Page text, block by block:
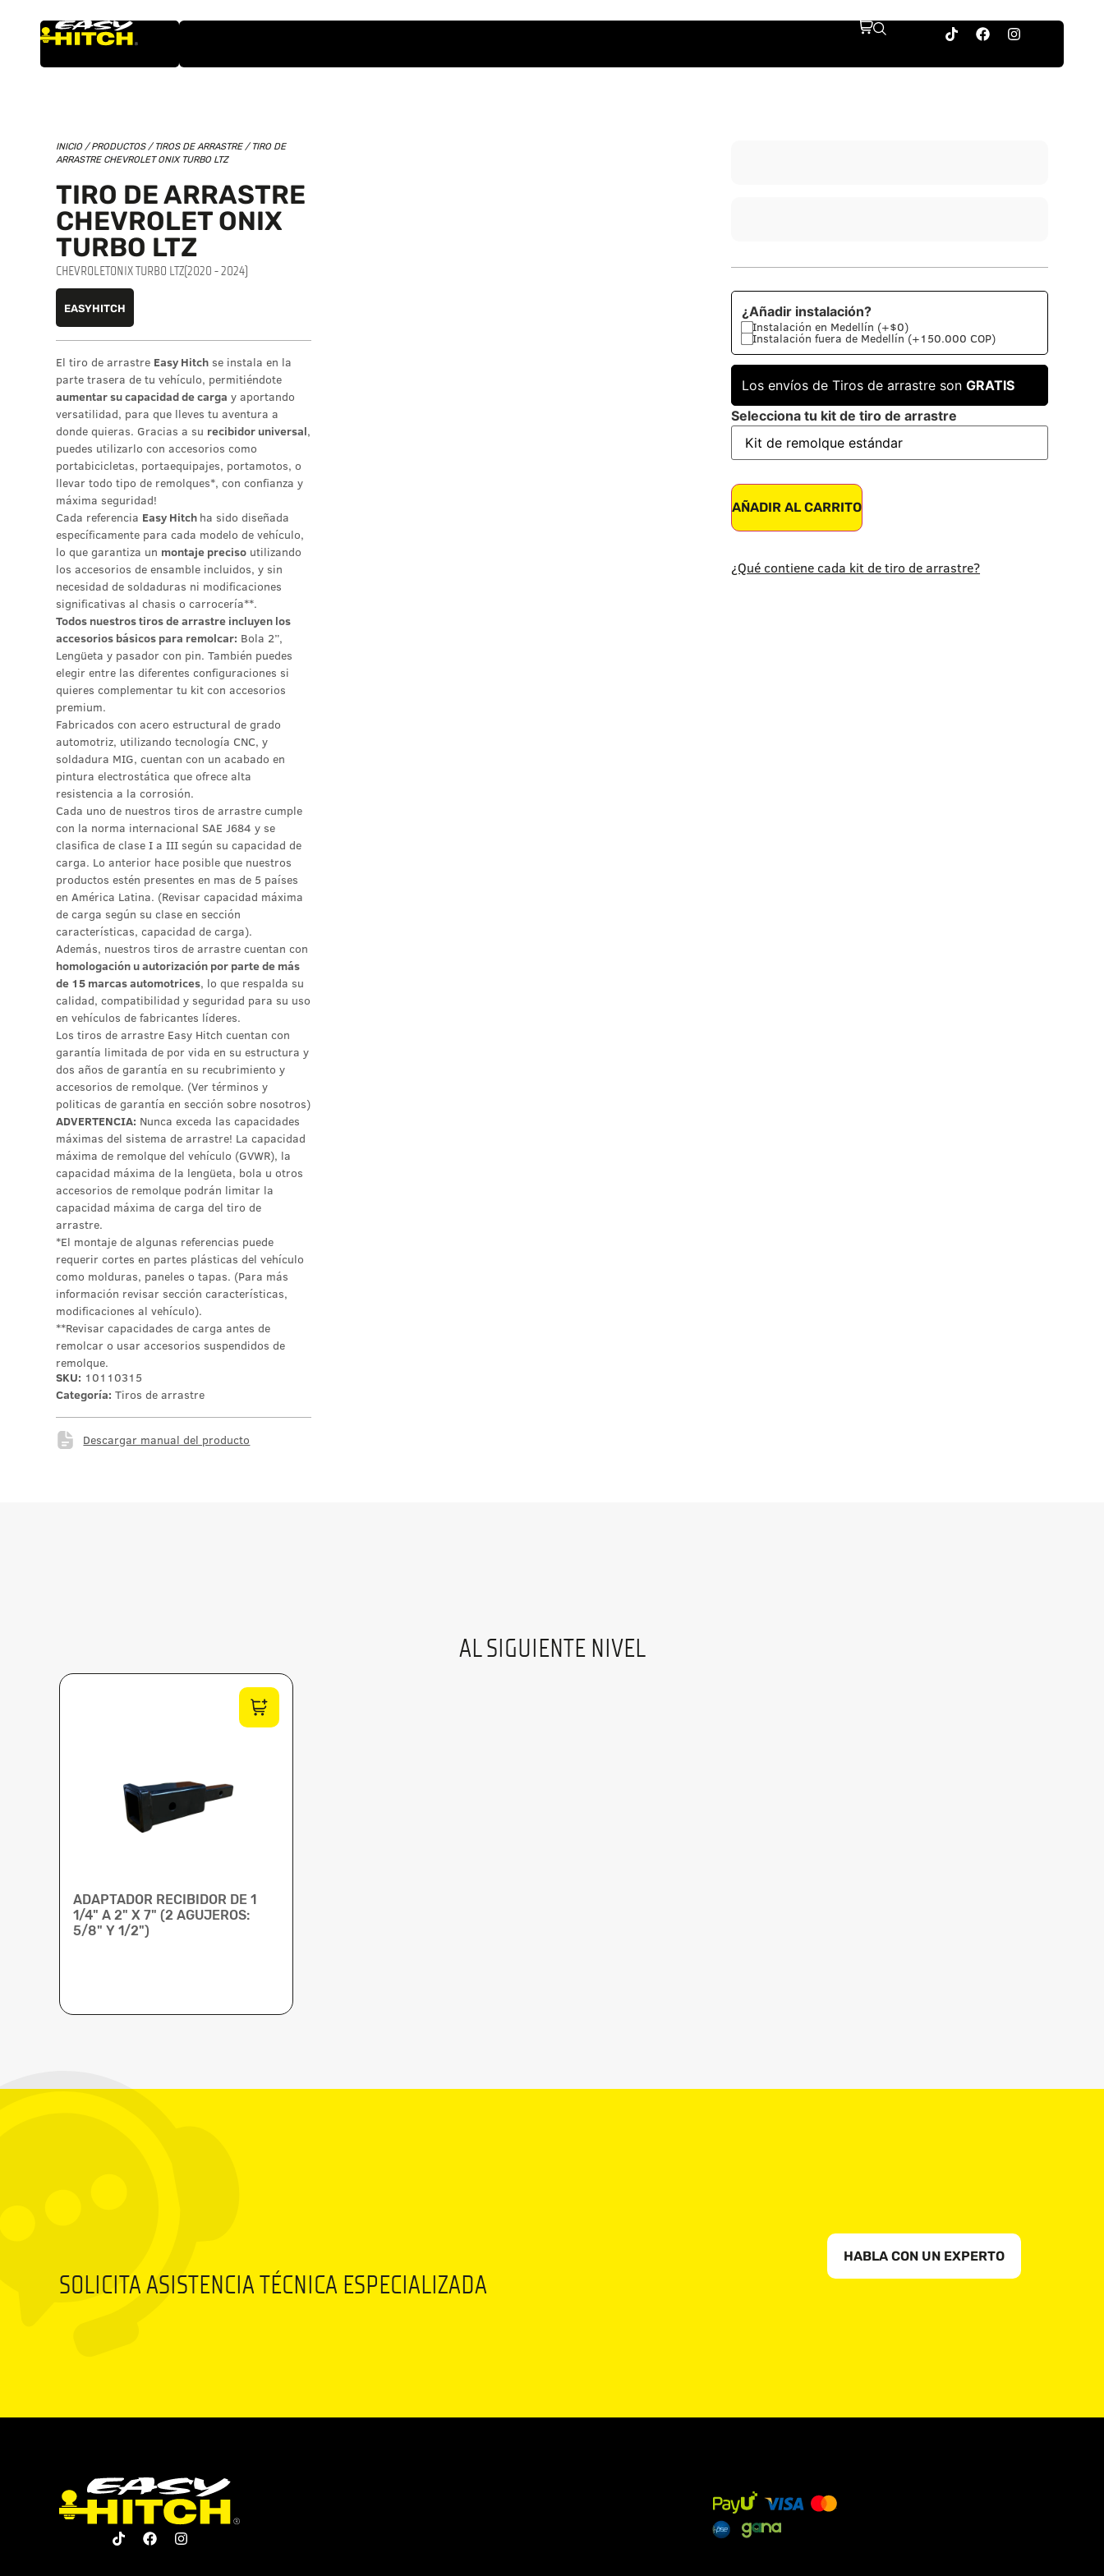
INICIO/PRODUCTOS/ TIROS DE ARRASTRE/ TIRO DE
ARRASTRE CHEVROLET ONIX TURBO LTZ
TIRO DE ARRASTRE
CHEVROLET ONIX
TURBO LTZ
CHEVROLETONIX TURBO LTZ(2020 - 2024)
EASYHITCH
El tiro de arrastre Easy Hitchse instala en la
parte trasera de tu vehículo, permitiéndote
aumentar su capacidad de carga y aportando
versatilidad, para que lleves tu aventura a
donde quieras. Gracias a su recibidor universal,
puedes utilizarlo con accesorios como
portabicicletas, portaequipajes, portamotos, o
llevar todo tipo de remolques*, con confianza y
máxima seguridad!
Cada referencia Easy Hitch ha sido diseñada
específicamente para cada modelo de vehículo,
lo que garantiza un montaje precisoutilizando
los accesorios de ensamble incluidos, y sin
necesidad de soldaduras ni modificaciones
significativas al chasis o carrocería**.
Todos nuestros tiros de arrastre incluyen los
accesorios básicos para remolcar: Bola 2”,
Lengüeta y pasador con pin. También puedes
elegir entre las diferentes configuraciones si
quieres complementar tu kit con accesorios
premium.
Fabricados con acero estructural de grado
automotriz, utilizando tecnología CNC, y
soldadura MIG, cuentan con un acabado en
pintura electrostática que ofrece alta
resistencia a la corrosión.
Cada uno de nuestros tiros de arrastre cumple
con la norma internacional SAE J684 y se
clasifica de clase I a III según su capacidad de
carga. Lo anterior hace posible que nuestros
productos estén presentes en mas de 5 países
en América Latina. (Revisar capacidad máxima
de carga según su clase en sección
características, capacidad de carga).
Además, nuestros tiros de arrastre cuentan con
homologación u autorización por parte de más
de 15 marcas automotrices, lo que respalda su
calidad, compatibilidad y seguridad para su uso
en vehículos de fabricantes líderes.
Los tiros de arrastre Easy Hitch cuentan con
garantía limitada de por vida en su estructura y
dos años de garantía en su recubrimiento y
accesorios de remolque. (Ver términos y
politicas de garantía en sección sobre nosotros)
ADVERTENCIA: Nunca exceda las capacidades
máximas del sistema de arrastre! La capacidad
máxima de remolque del vehículo (GVWR), la
capacidad máxima de la lengüeta, bola u otros
accesorios de remolque podrán limitar la
capacidad máxima de carga del tiro de
arrastre.
*El montaje de algunas referencias puede
requerir cortes en partes plásticas del vehículo
como molduras, paneles o tapas. (Para más
información revisar sección características,
modificaciones al vehículo).
**Revisar capacidades de carga antes de
remolcar o usar accesorios suspendidos de
remolque.
SKU: 10110315
Categoría: Tiros de arrastre
Descargar manual del producto
¿Añadir instalación?
Instalación en Medellín (+$0)
Instalación fuera de Medellín (+150.000 COP)
Los envíos de Tiros de arrastre sonGRATIS
Selecciona tu kit de tiro de arrastre
AÑADIR AL CARRITO
¿Qué contiene cada kit de tiro de arrastre?
AL SIGUIENTE NIVEL
ADAPTADOR RECIBIDOR DE 1
1/4" A 2" X 7" (2 AGUJEROS:
5/8" Y 1/2")
SOLICITA ASISTENCIA TÉCNICA ESPECIALIZADA
HABLA CON UN EXPERTO